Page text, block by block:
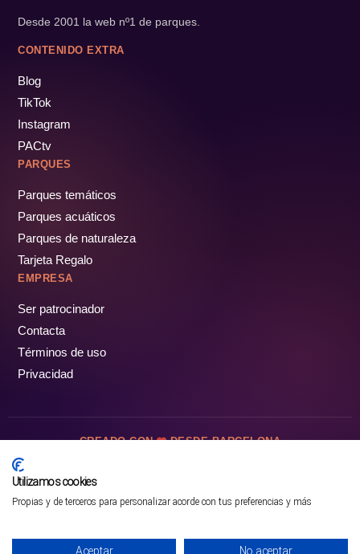
Mejor opción en SATOORDAY
Desde 2001 la web nº1 de parques.
CONTENIDO EXTRA
Blog
TikTok
Instagram
PACtv
PARQUES
Parques temáticos
Parques acuáticos
Parques de naturaleza
Tarjeta Regalo
EMPRESA
Ser patrocinador
Contacta
Términos de uso
Privacidad
CREADO CON DESDE BARCELONA
Utilizamos cookies
Propias y de terceros para personalizar acorde con tus preferencias y más
Aceptar No aceptar